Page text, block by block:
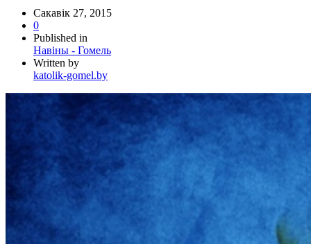
Сакавік 27, 2015
0
Published in
Навіны - Гомель
Written by
katolik-gomel.by